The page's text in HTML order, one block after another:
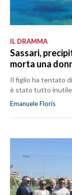
IL DRAMMA
Sassari,
morta una
Il figlio ha tentato
è stato tutto
Emanuele Floris